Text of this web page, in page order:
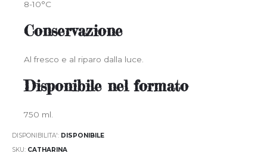
8-10°C
Conservazione
Al fresco e al riparo dalla luce.
Disponibile nel formato
750 ml.
DISPONIBILITA': DISPONIBILE
SKU CATHARINA